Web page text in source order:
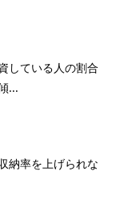
している人の割合
...
納率を上げられな